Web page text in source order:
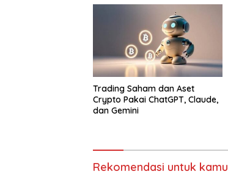
Trading Saham dan Aset
Crypto Pakai ChatGPT, Claude,
dan Gemini
Rekomendasi untuk kamu